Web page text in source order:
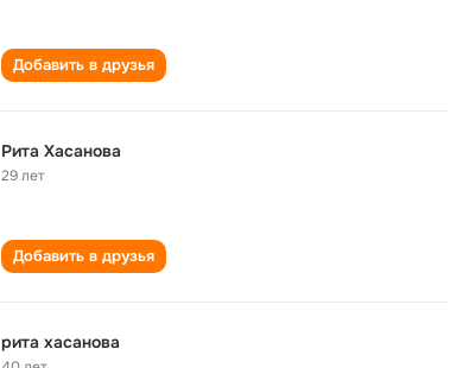
Добавить в друзья
Рита Хасанова
29 лет
Добавить в друзья
рита хасанова